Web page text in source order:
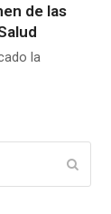
de las
la